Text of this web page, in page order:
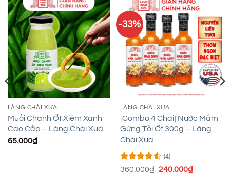
LÀNG CHÀI XƯA
Muối Chanh Ớt Xiêm Xanh
Cao Cấp – Làng Chài Xưa
65.000₫
-33%
LÀNG CHÀI XƯA
[Combo 4 Chai] Nước Mắm
Gừng Tỏi Ớt 300g – Làng
Chài Xưa
Được xếp
(4)
360.000₫ Giá
240.000₫Giá